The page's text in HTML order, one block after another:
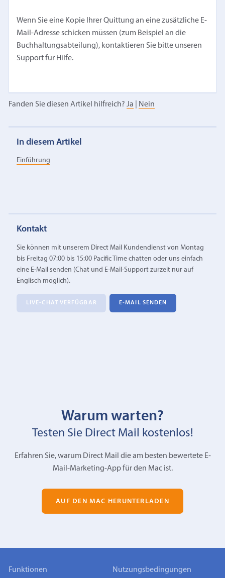
Wenn Sie eine Kopie Ihrer Quittung an eine zusätzliche E-
Mail-Adresse schicken müssen (zum Beispiel an die
Buchhaltungsabteilung), kontaktieren Sie bitte unseren
Support für Hilfe.
Fanden Sie diesen Artikel hilfreich? Ja Nein
In diesem Artikel
Einführung
Kontakt
Sie können mit unserem Direct Mail Kundendienst von Montag
bis Freitag 07:00 bis 15:00 Pacific Time chatten oder uns einfach
eine E‑Mail senden (Chat und E-Mail-Support zurzeit nur auf
Englisch möglich).
LIVE-CHAT VERFÜGBAR E‑MAIL SENDEN
Warum warten?
Testen Sie Direct Mail kostenlos!
Erfahren Sie, warum Direct Mail die am besten bewertete E-
Mail-Marketing-App für den Mac ist.
AUF DEN MAC HERUNTERLADEN
Funktionen Nutzungsbedingungen